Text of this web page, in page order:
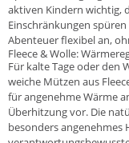
aktiven Kindern wichtig,
Einschränkungen spüren
Abenteuer flexibel an,
Fleece & Wolle:
Für kalte Tage oder den
weiche Mützen aus
für angenehme Wärme
Überhitzung vor. Die
besonders